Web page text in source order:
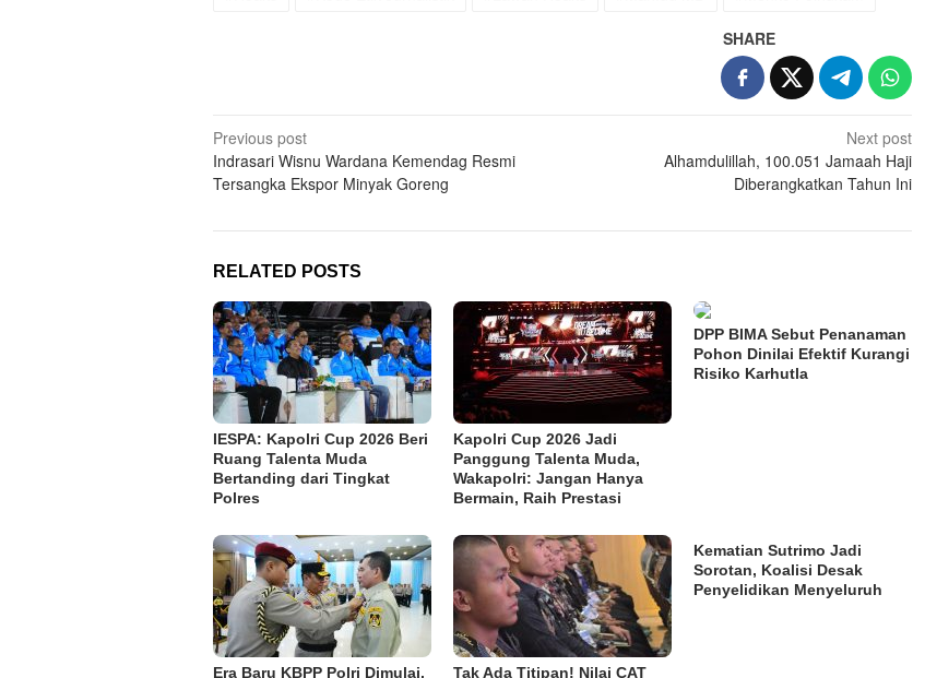
SHARE
Post
navigation
Previous post
Indrasari Wisnu Wardana Kemendag Resmi
Tersangka Ekspor Minyak Goreng
Next post
Alhamdulillah, 100.051 Jamaah Haji
Diberangkatkan Tahun Ini
RELATED POSTS
IESPA: Kapolri Cup 2026 Beri
Ruang Talenta Muda
Bertanding dari Tingkat
Polres
Kapolri Cup 2026 Jadi
Panggung Talenta Muda,
Wakapolri: Jangan Hanya
Bermain, Raih Prestasi
DPP BIMA Sebut Penanaman
Pohon Dinilai Efektif Kurangi
Risiko Karhutla
Era Baru KBPP Polri Dimulai, Tak Ada Titipan! Nilai CAT
Kematian Sutrimo Jadi
Sorotan, Koalisi Desak
Penyelidikan Menyeluruh